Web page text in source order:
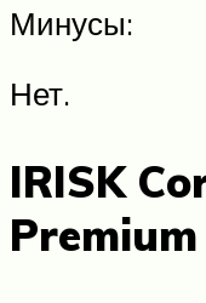
Минусы:
Нет.
IRISK